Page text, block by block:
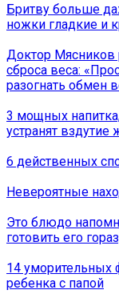
Бритву больше
ножки гладкие и
Доктор Мясников
сброса веса:
разогнать обмен
3 мощных
устранят вздутие
6 действенных
Невероятные
Это блюдо
готовить его
14 уморительных
ребенка с папой